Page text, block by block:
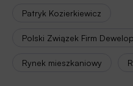
Patryk Kozierkiewicz
Polski Związek Firm
Rynek mieszkaniowy